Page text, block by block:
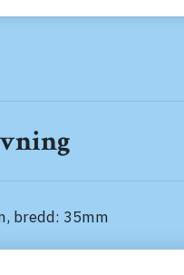
bredd: 35mm